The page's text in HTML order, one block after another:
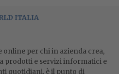
ITALIA
per chi in azienda crea,
prodotti e servizi informatici e
quotidiani, è il punto di